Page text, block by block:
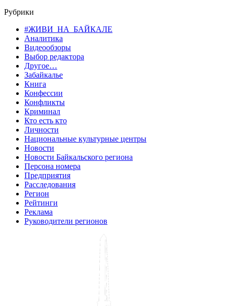
Рубрики
#ЖИВИ_НА_БАЙКАЛЕ
Аналитика
Видеообзоры
Выбор редактора
Другое…
Забайкалье
Книга
Конфессии
Конфликты
Криминал
Кто есть кто
Личности
Национальные культурные центры
Новости
Новости Байкальского региона
Персона номера
Предприятия
Расследования
Регион
Рейтинги
Реклама
Руководители регионов